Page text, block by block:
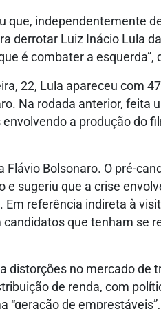
que, independentemente
derrotar Luiz Inácio Lula
é combater a esquerda”,
22, Lula apareceu com
Na rodada anterior, feita
a produção do
Bolsonaro. O pré-
e sugeriu que a crise
referência indireta à
que tenham se
distorções no mercado de
de renda, com
de